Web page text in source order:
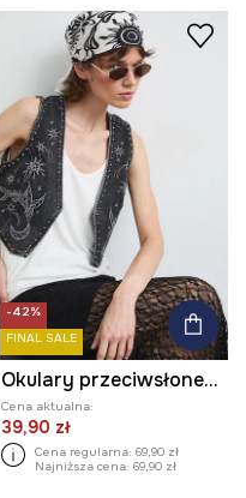
-42%
FINAL SALE
Okulary przeciwsłoneczne damskie
Cena aktualna:
39,90 zł
Cena regularna: 69,90 zł
Najniższa cena: 69,90 zł